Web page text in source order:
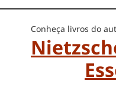
Conheça livros do